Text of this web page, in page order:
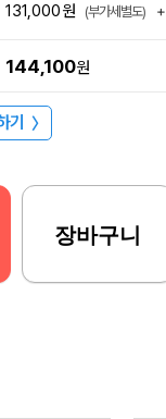
131,000원 (부가세별도) +
144,100원
기 〉
장바구니